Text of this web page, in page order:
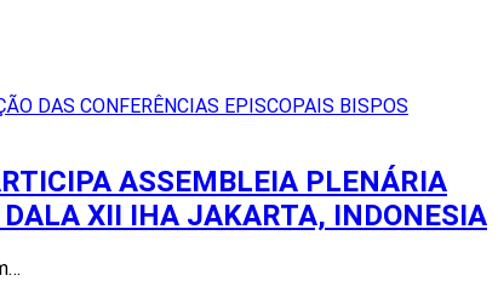
ASSEMBLEIA PLENÁRIA
DALA XII IHA JAKARTA, INDONESIA